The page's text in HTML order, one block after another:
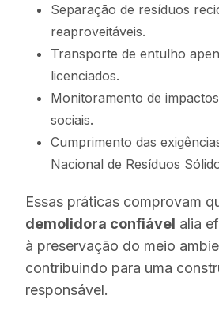
Separação de resíduos
reaproveitáveis.
Transporte de entulho
licenciados.
Monitoramento de
sociais.
Cumprimento das
Nacional de Resíduos
Essas práticas comprovam
demolidora confiável alia
à preservação do meio
contribuindo para uma
responsável.